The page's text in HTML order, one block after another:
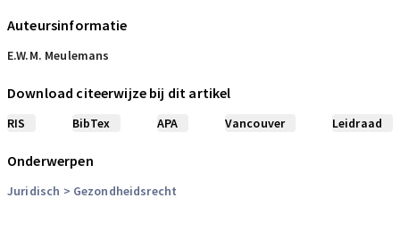
Auteursinformatie
E.W.M. Meulemans
Download citeerwijze bij dit artikel
RIS BibTex APA Vancouver Leidraad
Onderwerpen
Juridisch > Gezondheidsrecht